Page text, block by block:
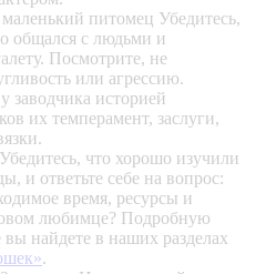
питомец Убедитесь,
общался с людьми и
Посмотрите, не
или агрессию.
заводчика историей
их темперамент, заслуги,
Убедитесь, что хорошо изучили
и ответьте себе на вопрос:
время, ресурсы и
любимце? Подробную
найдете в наших разделах
.